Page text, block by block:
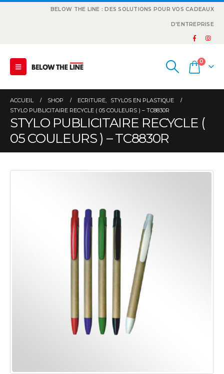
BELOW THE LINE : DES SOLUTIONS POUR VOS CADEAUX
D'ENTREPRISE
0
ACCUEIL SHOP ECRITURE,
STYLOS EN PLASTIQUE
STYLO PUBLICITAIRE RECYCLE ( 05 COULEURS ) – TC8830R
STYLO PUBLICITAIRE RECYCLE (
05 COULEURS ) – TC8830R